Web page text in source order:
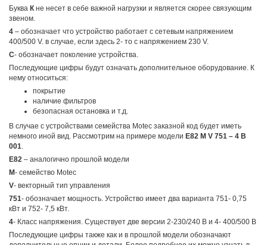
Буква К не несет в себе важной нагрузки и является скорее связующим
звеном.
4 – обозначает что устройство работает с сетевым напряжением
400/500 V. в случае, если здесь 2- то с напряжением 230 V.
С- обозначает поколение устройства.
Последующие цифры будут означать дополнительное оборудование. К
нему относиться:
покрытие
наличие фильтров
безопасная остановка и т.д.
В случае с устройствами семейства Motec заказной код будет иметь
немного иной вид. Рассмотрим на примере модели E82 M V 751 – 4 B
001.
E82 – аналогично прошлой модели
M- семейство Motec
V- векторный тип управления
751- обозначает мощность. Устройство имеет два варианта 751- 0,75
кВт и 752- 7,5 кВт.
4- Класс напряжения. Существует две версии 2-230/240 В и 4- 400/500 В
Последующие цифры также как и в прошлой модели обозначают